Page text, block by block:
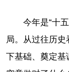
今年是“十
局。从过往历
下基础、奠定基